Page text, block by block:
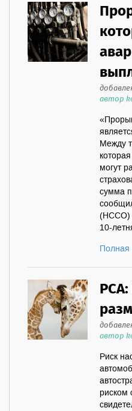
автор
Между
могут
сумма
(НССО)
10-
Полная
автор
Риск
риском